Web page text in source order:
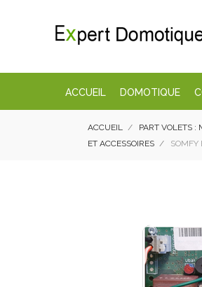
ACCUEIL DOMOTIQUE
ACCUEIL PART VOLETS :
ET ACCESSOIRES
SOMFY